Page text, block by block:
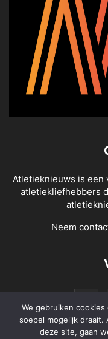
Atletieknieuws is een
atletiekliefhebbers
Neem
We gebruiken
soepel mogelijk draait.
deze site, gaan